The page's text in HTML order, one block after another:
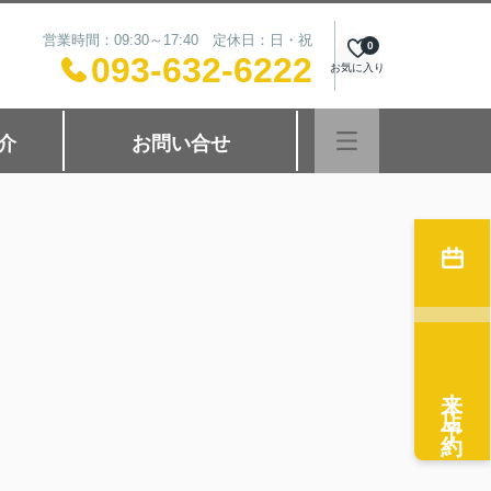
営業時間：09:30～17:40 定休日：日・祝
093-632-6222 お気に入り
0
お問い合せ
来店予約